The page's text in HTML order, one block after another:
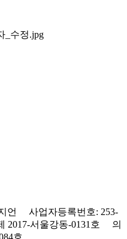
언 사업자등록번호: 253-
2017-서울강동-0131호 의
호